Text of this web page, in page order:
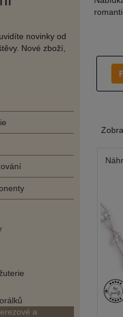
novinky od
Nové zboží,
a